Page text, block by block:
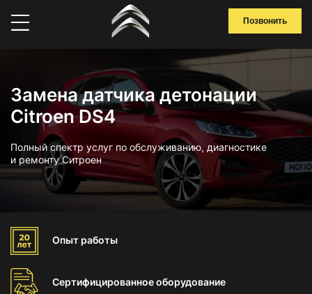
Позвонить
Замена датчика детонации
Citroen DS4
Полный спектр услуг по обслуживанию, диагностике
и ремонту Ситроен
Опыт работы
Сертифицированноеоборудование